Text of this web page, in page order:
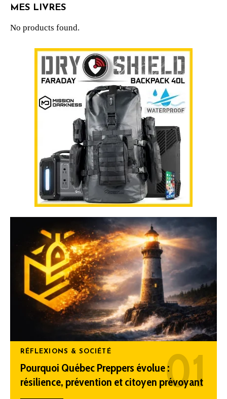
MES LIVRES
No products found.
RÉFLEXIONS & SOCIÉTÉ
Pourquoi Québec Preppers évolue :
résilience, prévention et citoyen prévoyant